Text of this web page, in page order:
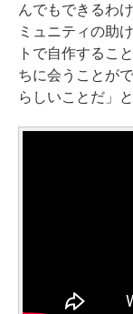
んでもできるわ
ミュニティの助
トで自作するこ
ちに会うことが
らしいことだ」と